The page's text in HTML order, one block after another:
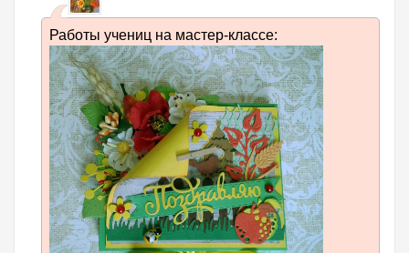
Работы учениц на мастер-классе: